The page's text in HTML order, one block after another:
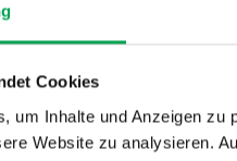
Cookies
um Inhalte und Anzeigen
Website zu analysieren.
IGF Vorhaben
Einfluss
Materialkarten zu
Polypropylen (PP
TiO₂-Zusatz, mit